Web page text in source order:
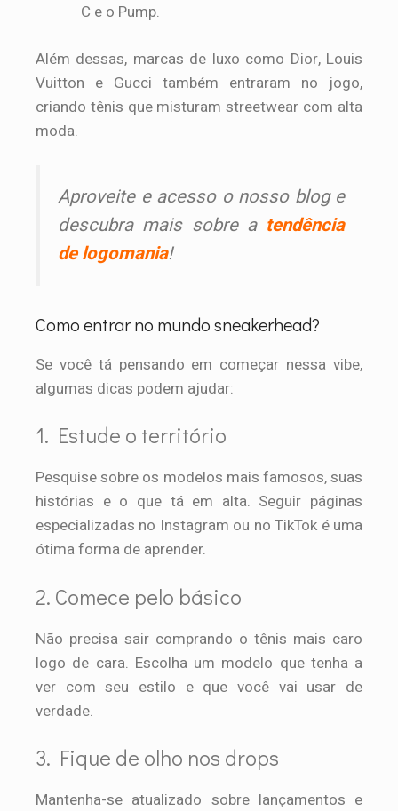
C e o Pump.
Além dessas, marcas de luxo como Dior, Louis
Vuitton e Gucci também entraram no jogo,
criando tênis que misturam streetwear com alta
moda.
Aproveite e acesso o nosso blog e
descubra mais sobre a tendência
de logomania!
Como entrar no mundo sneakerhead?
Se você tá pensando em começar nessa vibe,
algumas dicas podem ajudar:
1. Estude o território
Pesquise sobre os modelos mais famosos, suas
histórias e o que tá em alta. Seguir páginas
especializadas no Instagram ou no TikTok é uma
ótima forma de aprender.
2. Comece pelo básico
Não precisa sair comprando o tênis mais caro
logo de cara. Escolha um modelo que tenha a
ver com seu estilo e que você vai usar de
verdade.
3. Fique de olho nos drops
Mantenha-se atualizado sobre lançamentos e